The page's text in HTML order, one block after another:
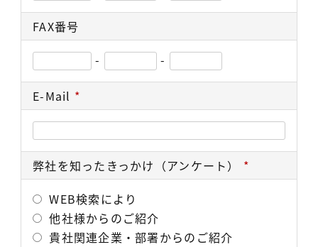
FAX番号
-
-
E-Mail *
弊社を知ったきっかけ（アンケート） *
WEB検索により
他社様からのご紹介
貴社関連企業・部署からのご紹介